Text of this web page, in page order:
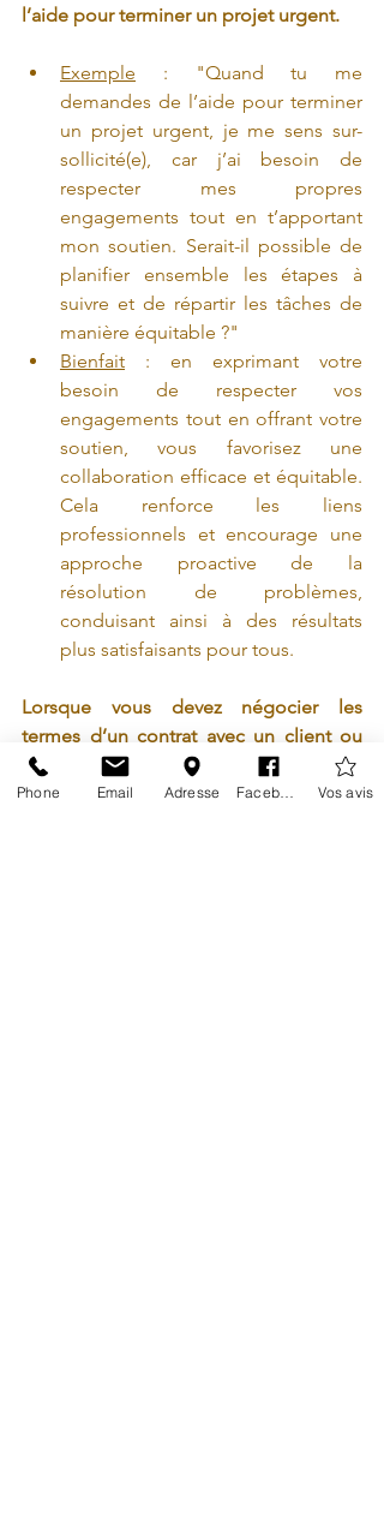
l’aide pour terminer un projet urgent.
Exemple : "Quand tu me
demandes de l’aide pour terminer
un projet urgent, je me sens sur-
sollicité(e), car j’ai besoin de
respecter mes propres
engagements tout en t’apportant
mon soutien. Serait-il possible de
planifier ensemble les étapes à
suivre et de répartir les tâches de
manière équitable ?"
Bienfait : en exprimant votre
besoin de respecter vos
engagements tout en offrant votre
soutien, vous favorisez une
collaboration efficace et équitable.
Cela renforce les liens
professionnels et encourage une
approche proactive de la
résolution de problèmes,
conduisant ainsi à des résultats
plus satisfaisants pour tous.
Lorsque vous devez négocier les
termes d’un contrat avec un client ou
un partenaire commercial
Phone Email Adresse Vos avis